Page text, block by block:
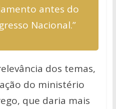
antes do
Nacional.”
dos temas,
do ministério
que daria mais